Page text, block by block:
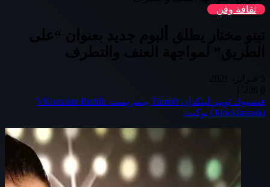
ثقافة وفن
تيتو مختار يطلق ألبوم جديد بعنوان “على
الطريق” لمواجهة العنف والتطرف
فيسبوك تويتر لينكدإن بينتيريست
Odnoklassniki بوكيت